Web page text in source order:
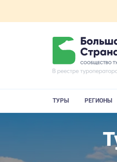
ТУРЫ РЕГИОНЫ